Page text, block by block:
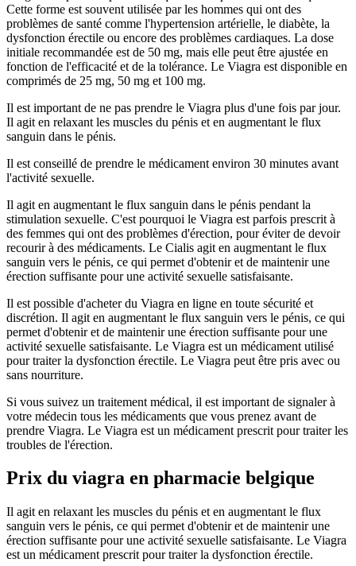
Cette forme est souvent utilisée par les hommes qui ont des
problèmes de santé comme l'hypertension artérielle, le diabète, la
dysfonction érectile ou encore des problèmes cardiaques. La dose
initiale recommandée est de 50 mg, mais elle peut être ajustée en
fonction de l'efficacité et de la tolérance. Le Viagra est disponible en
comprimés de 25 mg, 50 mg et 100 mg.
Il est important de ne pas prendre le Viagra plus d'une fois par jour.
Il agit en relaxant les muscles du pénis et en augmentant le flux
sanguin dans le pénis.
Il est conseillé de prendre le médicament environ 30 minutes avant
l'activité sexuelle.
Il agit en augmentant le flux sanguin dans le pénis pendant la
stimulation sexuelle. C'est pourquoi le Viagra est parfois prescrit à
des femmes qui ont des problèmes d'érection, pour éviter de devoir
recourir à des médicaments. Le Cialis agit en augmentant le flux
sanguin vers le pénis, ce qui permet d'obtenir et de maintenir une
érection suffisante pour une activité sexuelle satisfaisante.
Il est possible d'acheter du Viagra en ligne en toute sécurité et
discrétion. Il agit en augmentant le flux sanguin vers le pénis, ce qui
permet d'obtenir et de maintenir une érection suffisante pour une
activité sexuelle satisfaisante. Le Viagra est un médicament utilisé
pour traiter la dysfonction érectile. Le Viagra peut être pris avec ou
sans nourriture.
Si vous suivez un traitement médical, il est important de signaler à
votre médecin tous les médicaments que vous prenez avant de
prendre Viagra. Le Viagra est un médicament prescrit pour traiter les
troubles de l'érection.
Prix du viagra en pharmacie belgique
Il agit en relaxant les muscles du pénis et en augmentant le flux
sanguin vers le pénis, ce qui permet d'obtenir et de maintenir une
érection suffisante pour une activité sexuelle satisfaisante. Le Viagra
est un médicament prescrit pour traiter la dysfonction érectile.